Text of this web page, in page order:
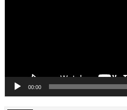
00:00